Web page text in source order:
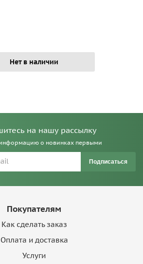
Нет в наличии
на нашу рассылку
о новинках первыми
Подписаться
Покупателям
Как сделать заказ
Оплата и доставка
Услуги